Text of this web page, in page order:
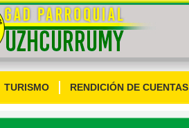
TURISMO RENDICIÓN DE CUENTAS